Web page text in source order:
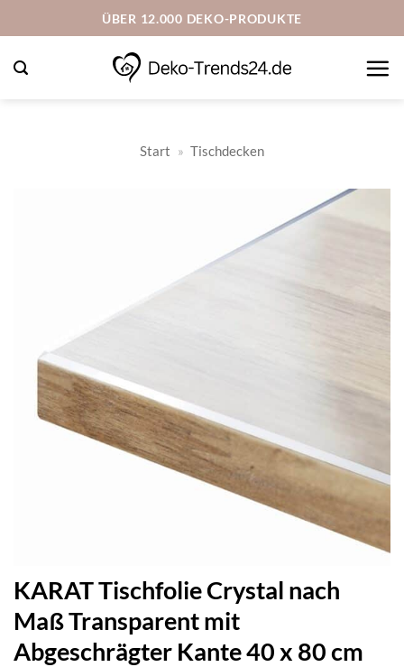
Inhalt
springen
ÜBER 12.000 DEKO-PRODUKTE
Start » Tischdecken
KARAT Tischfolie Crystal nach
Maß Transparent mit
Abgeschrägter Kante 40 x 80 cm